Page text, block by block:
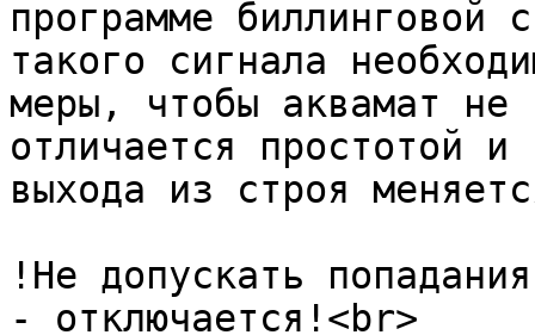
программе биллинговой
такого сигнала
меры, чтобы аквамат не
отличается простотой
выхода из строя
!Не допускать
- отключается!<br>